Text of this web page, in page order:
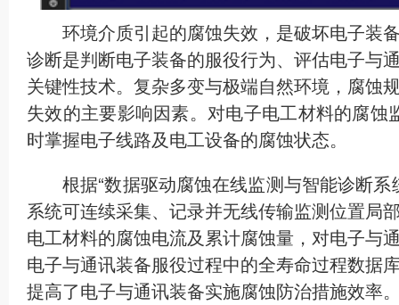
环境介质引起的腐蚀失效，是破坏电子装
诊断是判断电子装备的服役行为、评估电子与
关键性技术。复杂多变与极端自然环境，腐蚀
失效的主要影响因素。对电子电工材料的腐
时掌握电子线路及电工设备的腐蚀状态。
根据“数据驱动腐蚀在线监测与智能诊断
系统可连续采集、记录并无线传输监测位置局
电工材料的腐蚀电流及累计腐蚀量，对电子与
电子与通讯装备服役过程中的全寿命过程数据
提高了电子与通讯装备实施腐蚀防治措施效率